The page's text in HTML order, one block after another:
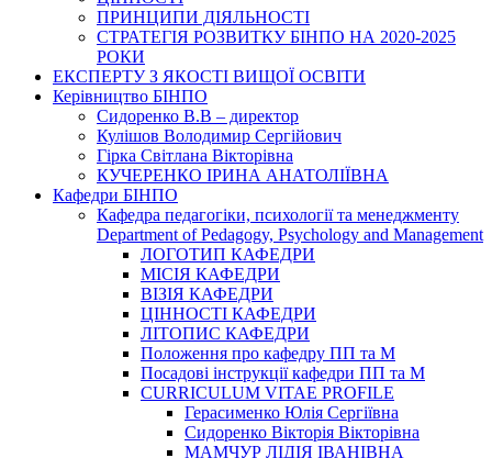
ПРИНЦИПИ ДІЯЛЬНОСТІ
СТРАТЕГІЯ РОЗВИТКУ БІНПО НА 2020-2025
РОКИ
ЕКСПЕРТУ З ЯКОСТІ ВИЩОЇ ОСВІТИ
Керівництво БІНПО
Сидоренко В.В – директор
Кулішов Володимир Сергійович
Гірка Світлана Вікторівна
КУЧЕРЕНКО ІРИНА АНАТОЛІЇВНА
Кафедри БІНПО
Кафедра педагогіки, психології та менеджменту
Department of Pedagogy, Psychology and Management
ЛОГОТИП КАФЕДРИ
МІСІЯ КАФЕДРИ
ВІЗІЯ КАФЕДРИ
ЦІННОСТІ КАФЕДРИ
ЛІТОПИС КАФЕДРИ
Положення про кафедру ПП та М
Посадові інструкції кафедри ПП та М
CURRICULUM VITAE PROFILE
Герасименко Юлія Сергіївна
Сидоренко Вікторія Вікторівна
МАМЧУР ЛІДІЯ ІВАНІВНА